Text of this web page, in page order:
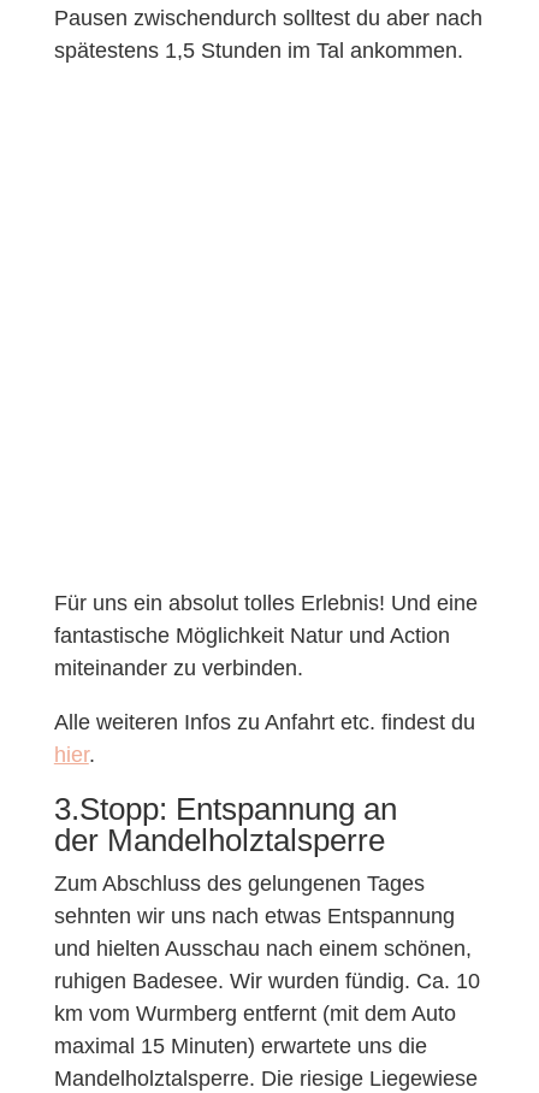
Pausen zwischendurch solltest du aber nach
spätestens 1,5 Stunden im Tal ankommen.
Für uns ein absolut tolles Erlebnis! Und eine
fantastische Möglichkeit Natur und Action
miteinander zu verbinden.
Alle weiteren Infos zu Anfahrt etc. findest du
hier.
3.Stopp: Entspannung an
der Mandelholztalsperre
Zum Abschluss des gelungenen Tages
sehnten wir uns nach etwas Entspannung
und hielten Ausschau nach einem schönen,
ruhigen Badesee. Wir wurden fündig. Ca. 10
km vom Wurmberg entfernt (mit dem Auto
maximal 15 Minuten) erwartete uns die
Mandelholztalsperre. Die riesige Liegewiese